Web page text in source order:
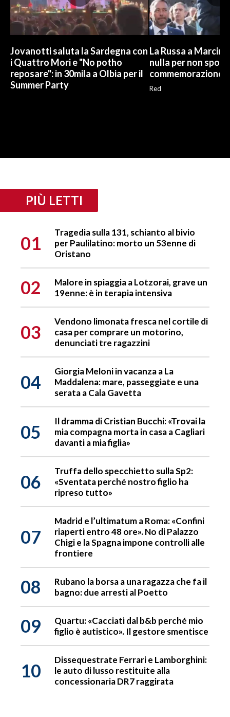
Jovanotti saluta la Sardegna con
i Quattro Mori e "No potho
reposare": in 30mila a Olbia per il
Summer Party
La Russa a
nulla per non
commemorazione
Red
PIÙ LETTI
01
Tragedia sulla 131, schianto al bivio
per Paulilatino: morto un 53enne di
Oristano
02
Malore in spiaggia a Lotzorai, grave un
19enne: è in terapia intensiva
03
Vendono limonata fresca nel cortile di
casa per comprare un motorino,
denunciati tre ragazzini
04
Giorgia Meloni in vacanza a La
Maddalena: mare, passeggiate e una
serata a Cala Gavetta
05
Il dramma di Cristian Bucchi: «Trovai la
mia compagna morta in casa a Cagliari
davanti a mia figlia»
06
Truffa dello specchietto sulla Sp2:
«Sventata perché nostro figlio ha
ripreso tutto»
07
Madrid e l’ultimatum a Roma: «Confini
riaperti entro 48 ore». No di Palazzo
Chigi e la Spagna impone controlli alle
frontiere
08
Rubano la borsa a una ragazza che fa il
bagno: due arresti al Poetto
09
Quartu: «Cacciati dal b&b perché mio
figlio è autistico». Il gestore smentisce
10
Dissequestrate Ferrari e Lamborghini:
le auto di lusso restituite alla
concessionaria DR7 raggirata